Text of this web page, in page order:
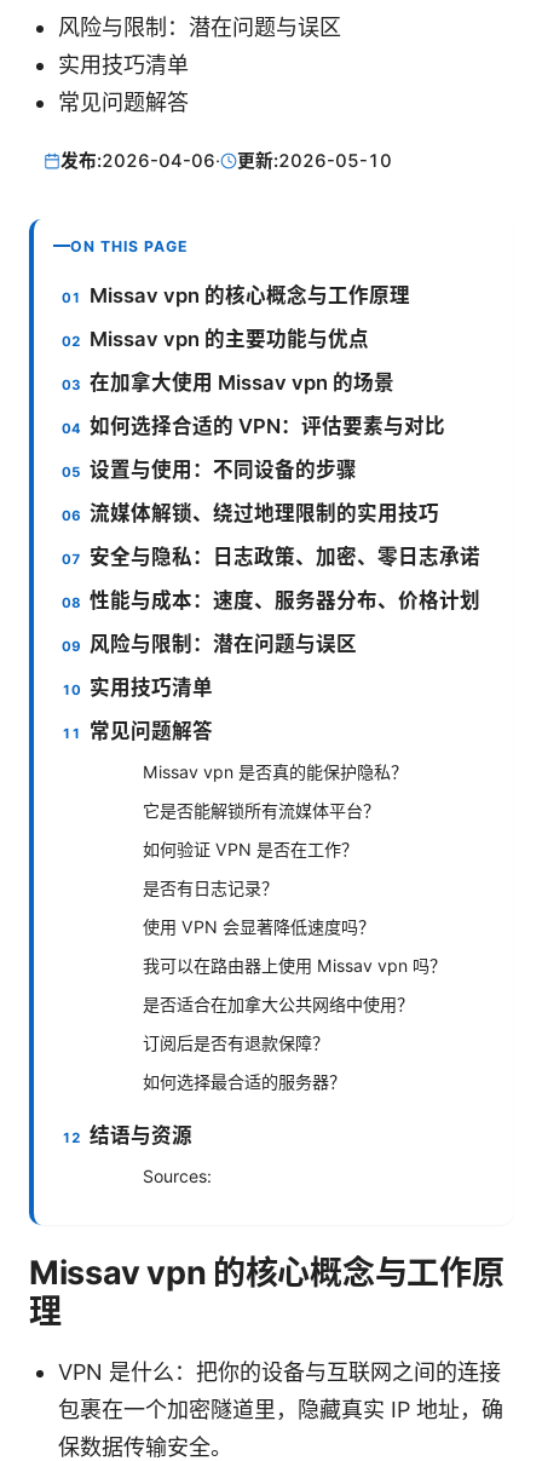
风险与限制：潜在问题与误区
实用技巧清单
常见问题解答
发布:2026-04-06· 更新:2026-05-10
ON THIS PAGE
Missav vpn 的核心概念与工作原理
Missav vpn 的主要功能与优点
在加拿大使用 Missav vpn 的场景
如何选择合适的 VPN：评估要素与对比
设置与使用：不同设备的步骤
流媒体解锁、绕过地理限制的实用技巧
安全与隐私：日志政策、加密、零日志承诺
性能与成本：速度、服务器分布、价格计划
风险与限制：潜在问题与误区
实用技巧清单
常见问题解答
Missav vpn 是否真的能保护隐私？
它是否能解锁所有流媒体平台？
如何验证 VPN 是否在工作？
是否有日志记录？
使用 VPN 会显著降低速度吗？
我可以在路由器上使用 Missav vpn 吗？
是否适合在加拿大公共网络中使用？
订阅后是否有退款保障？
如何选择最合适的服务器？
结语与资源
Sources:
Missav vpn 的核心概念与工作原
理
VPN 是什么：把你的设备与互联网之间的连接
包裹在一个加密隧道里，隐藏真实 IP 地址，确
保数据传输安全。